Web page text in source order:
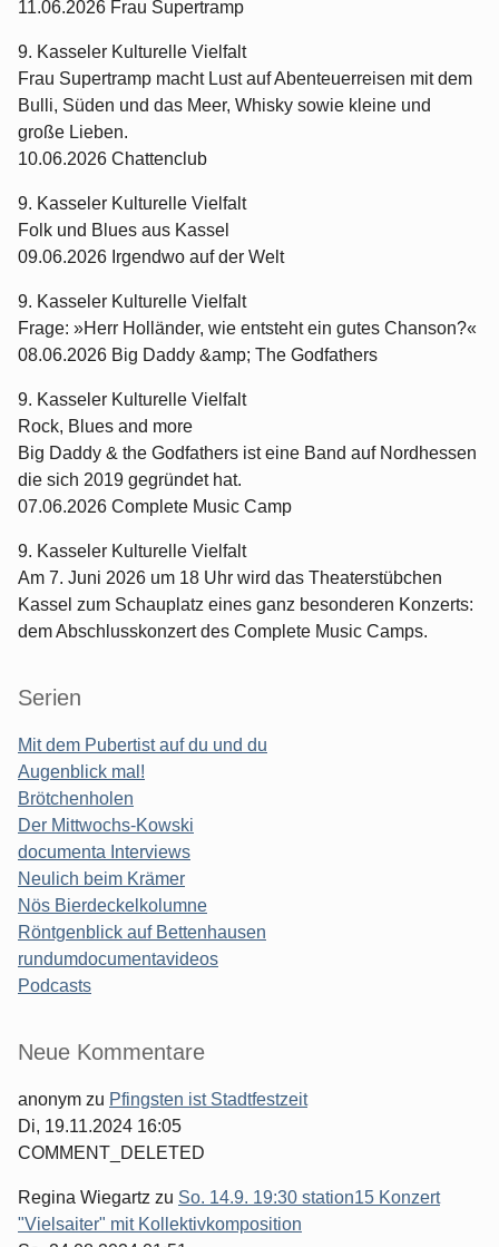
11.06.2026 Frau Supertramp
9. Kasseler Kulturelle Vielfalt
Frau Supertramp macht Lust auf Abenteuerreisen mit dem
Bulli, Süden und das Meer, Whisky sowie kleine und
große Lieben.
10.06.2026 Chattenclub
9. Kasseler Kulturelle Vielfalt
Folk und Blues aus Kassel
09.06.2026 Irgendwo auf der Welt
9. Kasseler Kulturelle Vielfalt
Frage: »Herr Holländer, wie entsteht ein gutes Chanson?«
08.06.2026 Big Daddy &amp; The Godfathers
9. Kasseler Kulturelle Vielfalt
Rock, Blues and more
Big Daddy & the Godfathers ist eine Band auf Nordhessen
die sich 2019 gegründet hat.
07.06.2026 Complete Music Camp
9. Kasseler Kulturelle Vielfalt
Am 7. Juni 2026 um 18 Uhr wird das Theaterstübchen
Kassel zum Schauplatz eines ganz besonderen Konzerts:
dem Abschlusskonzert des Complete Music Camps.
Serien
Mit dem Pubertist auf du und du
Augenblick mal!
Brötchenholen
Der Mittwochs-Kowski
documenta Interviews
Neulich beim Krämer
Nös Bierdeckelkolumne
Röntgenblick auf Bettenhausen
rundumdocumentavideos
Podcasts
Seitenleiste
Neue Kommentare
anonym zu Pfingsten ist Stadtfestzeit
Di, 19.11.2024 16:05
COMMENT_DELETED
Regina Wiegartz zu So. 14.9. 19:30 station15 Konzert
"Vielsaiter" mit Kollektivkomposition